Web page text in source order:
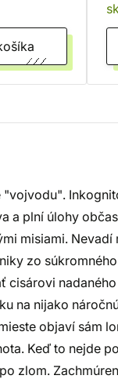
"vojvodu".
a plní úlohy
misiami. Nevadí
zo
cisárovi
na nijako
objaví sám
Keď to nejde
zlom.